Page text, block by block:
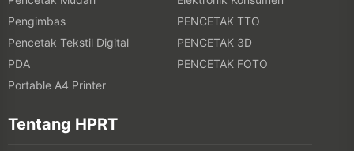
Pengimbas
PENCETAK TTO
Pencetak Tekstil Digital
PENCETAK 3D
PDA
PENCETAK FOTO
Portable A4 Printer
Tentang HPRT